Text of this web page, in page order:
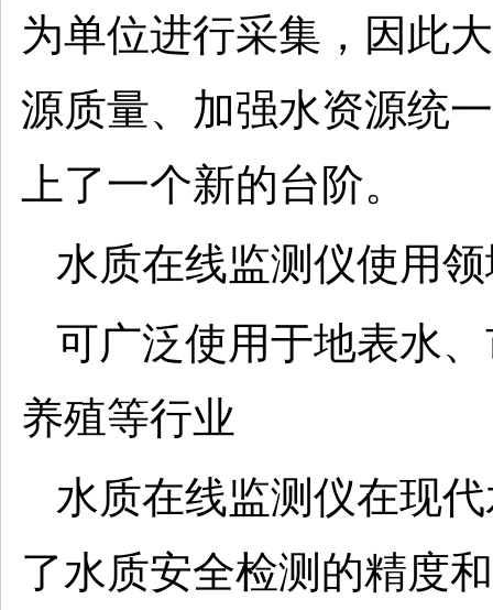
为单位进行采集，因此
源质量、加强水资源统
上了一个新的台阶。
水质在线监测仪使用
可广泛使用于地表水
养殖等行业
水质在线监测仪在现
了水质安全检测的精度